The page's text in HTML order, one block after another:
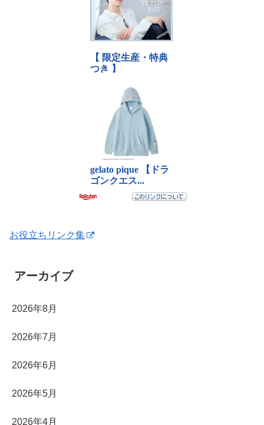
お役立ちリンク集
アーカイブ
2026年8月
2026年7月
2026年6月
2026年5月
2026年4月